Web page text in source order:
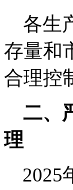
各生
存量和
合理控
二、
理
2025